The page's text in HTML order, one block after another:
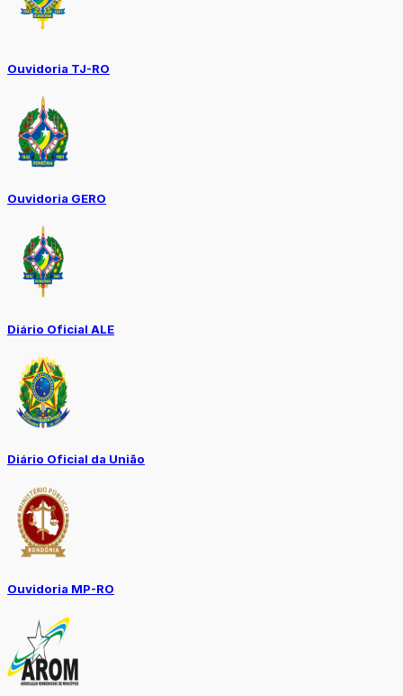
Ouvidoria TJ-RO
Ouvidoria GERO
Diário Oficial ALE
Diário Oficial da União
Ouvidoria MP-RO